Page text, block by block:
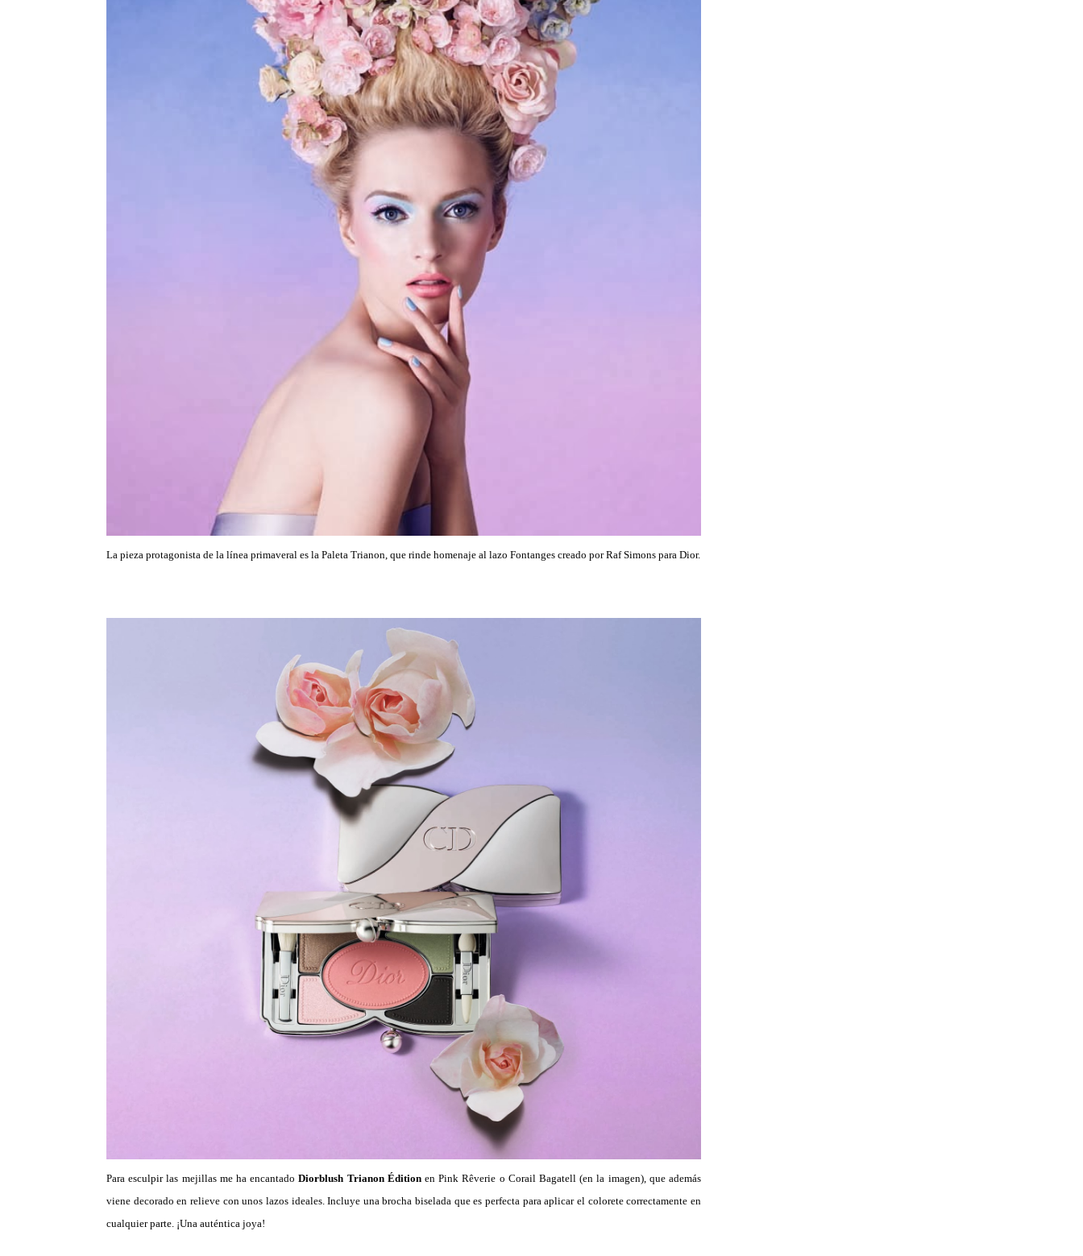
La pieza protagonista de la línea primaveral es la Paleta Trianon, que rinde homenaje al lazo Fontanges creado por Raf Simons para Dior.
Para esculpir las mejillas me ha encantadoDiorblush Trianon Éditionen Pink Rêverie o Corail Bagatell (en la imagen), que además
viene decorado en relieve con unos lazos ideales. Incluye una brocha biselada que es perfecta para aplicar el colorete correctamente en
cualquier parte. ¡Una auténtica joya!